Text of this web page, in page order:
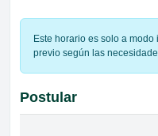
Este horario es solo a
previo según las
Postular